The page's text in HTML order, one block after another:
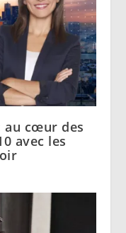
au cœur des
avec les